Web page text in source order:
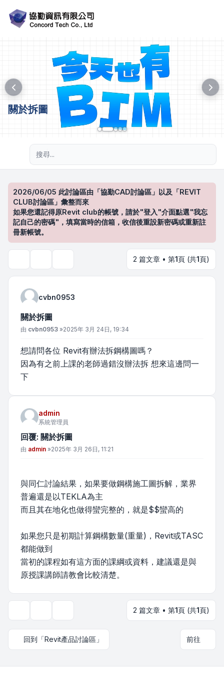
關於拆圖
2026/06/05 此討論區由「協勤CAD討論區」以及「REVIT
CLUB討論區」彙整而來
如果您還記得原Revit club的帳號，請於"登入"介面點選"我忘
記自己的密碼"，填寫當時的信箱，收信後重設新密碼或重新註
冊新帳號。
2 篇文章 • 第1頁 (共1頁)
cvbn0953
關於拆圖
文章
由 cvbn0953 »2025年 3月 24日, 19:34
想請問各位 Revit有辦法拆鋼構圖嗎？
因為有之前上課的老師過錯沒辦法拆 想來這邊問一
下
admin
系統管理員
回覆: 關於拆圖
文章
由 admin »2025年 3月 26日, 11:21
與同仁討論結果，如果要做鋼構施工圖拆解，業界
普遍還是以TEKLA為主
而且其在地化也做得蠻完整的，就是$$蠻高的
如果您只是初期計算鋼構數量(重量)，Revit或TASC
都能做到
當初的課程如有這方面的課綱或資料，建議還是與
原授課講師請教會比較清楚。
2 篇文章 • 第1頁 (共1頁)
回到「Revit產品討論區」 前往